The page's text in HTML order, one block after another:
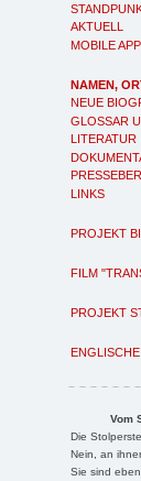
AKTUELL
MOBILE APP
NAMEN,
NEUE
GLOSSAR
LITERATUR
LINKS
PROJEKT
FILM
PROJEKT
Vom
Die
Nein, an
Sie sind